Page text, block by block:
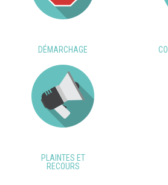
DÉMARCHAGE
PLAINTES ET
RECOURS